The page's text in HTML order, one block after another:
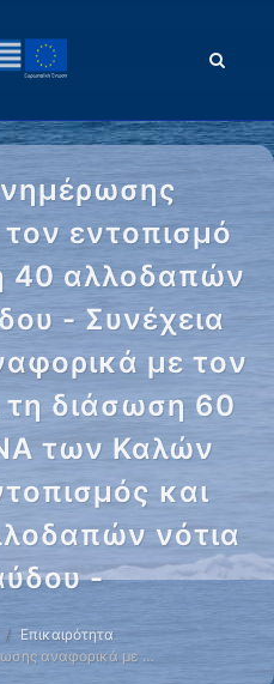
εντοπισμό
40 αλλοδαπών
- Συνέχεια
με τον
τη διάσωση 60
των Καλών
και
νότια
-
Επικαιρότητα
αναφορικά με …